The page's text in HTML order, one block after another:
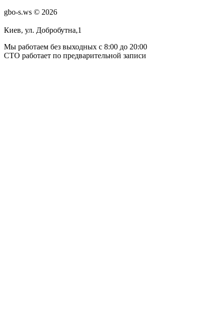
gbo-s.ws © 2026
Киев, ул. Добробутна,1
Мы работаем без выходных с 8:00 до 20:00
СТО работает по предварительной записи